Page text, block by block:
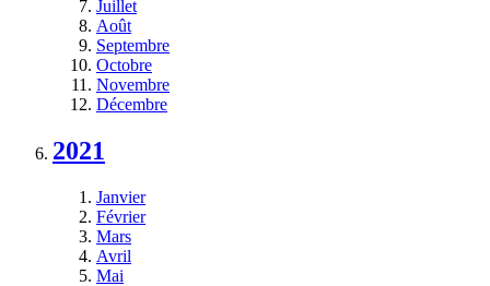
Juillet
Août
Septembre
Octobre
Novembre
Décembre
2021
Janvier
Février
Mars
Avril
Mai